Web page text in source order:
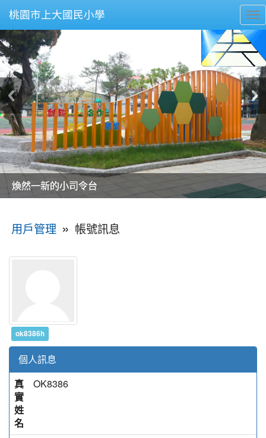
桃園市上大國民小學
美麗的操場是我們活力的來源
美麗的操場是我們活力的來源
煥然一新的小司令台
煥然一新的小司令台
富含桃園埤塘田園風光意象的中廊
富含桃園埤塘田園風光意象的中廊
嶄新的中庭廣場
嶄新的中庭廣場
水生池生生不息
水生池生生不息
用戶管理 » 帳號訊息
ok8386h
個人訊息
真
實
姓
名
OK8386